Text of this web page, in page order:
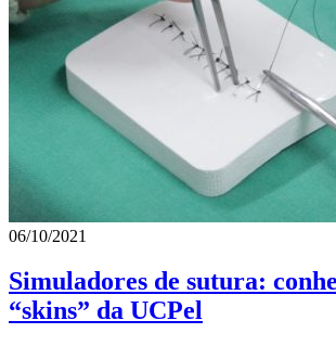
06/10/2021
Simuladores de sutura:
“skins” da UCPel